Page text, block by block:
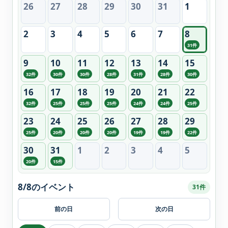
26 27 28 29 30 31 1
2 3 4 5 6 7 8
31件
9
32件
10
30件
11
30件
12
28件
13
31件
14
28件
15
30件
16
32件
17
25件
18
25件
19
25件
20
24件
21
24件
22
25件
23
25件
24
20件
25
20件
26
20件
27
19件
28
19件
29
22件
30
20件
31
15件
1 2 3 4 5
前の日
8/8のイベント 31件
次の日